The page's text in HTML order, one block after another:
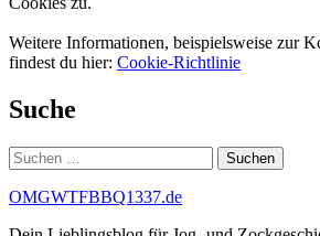
Weitere Informationen, beispielsweise zur
findest du hier: Cookie-Richtlinie
Suche
Suchen
nach:
OMGWTFBBQ1337.de